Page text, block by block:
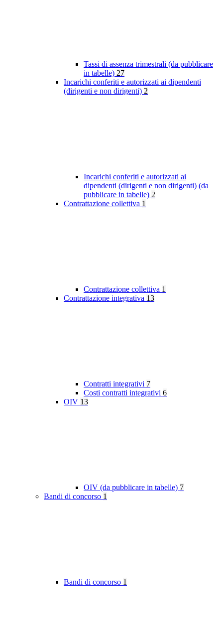
Tassi di assenza trimestrali (da pubblicare
in tabelle) 27
Incarichi conferiti e autorizzati ai dipendenti
(dirigenti e non dirigenti) 2
Incarichi conferiti e autorizzati ai
dipendenti (dirigenti e non dirigenti) (da
pubblicare in tabelle) 2
Contrattazione collettiva 1
Contrattazione collettiva 1
Contrattazione integrativa 13
Contratti integrativi 7
Costi contratti integrativi 6
OIV 13
OIV (da pubblicare in tabelle) 7
Bandi di concorso 1
Bandi di concorso 1